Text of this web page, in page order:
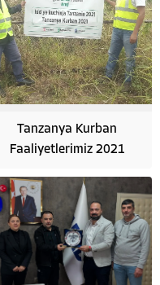
Tanzanya Kurban
Faaliyetlerimiz 2021